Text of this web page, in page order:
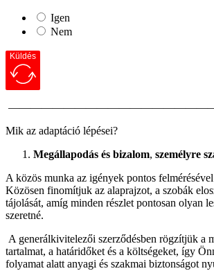
Igen
Nem
Küldés
Mik az adaptáció lépései?
Megállapodás és bizalom, személyre
A közös munka az igények pontos
Közösen finomítjuk az alaprajzot, a szobák
tájolását, amíg minden részlet pontosan olyan
szeretné.
A generálkivitelezői szerződésben rögzítjük a
tartalmat, a határidőket és a költségeket, így
folyamat alatt anyagi és szakmai biztonságot